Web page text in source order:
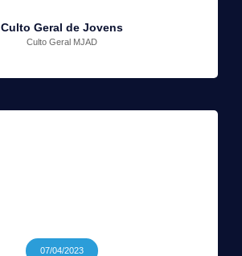
Culto Geral de Jovens
Culto Geral MJAD
07/04/2023